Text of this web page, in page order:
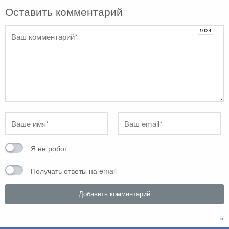
Оставить комментарий
Я не робот
Получать ответы на email
»